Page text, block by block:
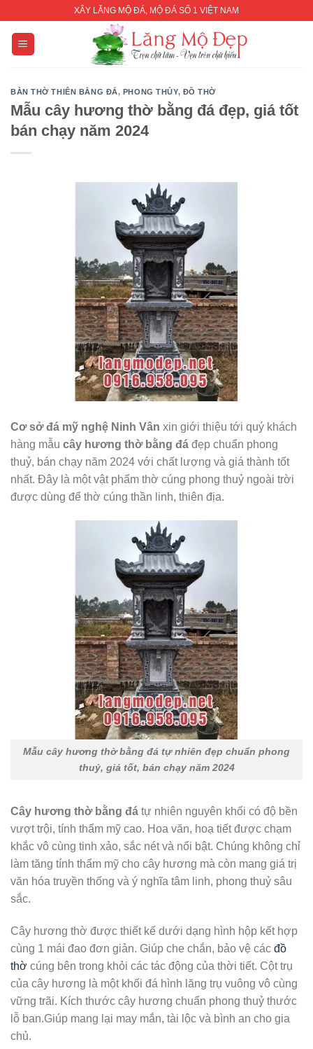
content
XÂY LĂNG MỘ ĐÁ, MỘ ĐÁ SỐ 1 VIỆT NAM
BÀN THỜ THIÊN BẰNG ĐÁ, PHONG THỦY, ĐỒ THỜ
Mẫu cây hương thờ bằng đá đẹp, giá tốt
bán chạy năm 2024
Cơ sở đá mỹ nghệ Ninh Vân xin giới thiệu tới quý khách
hàng mẫu cây hương thờ bằng đá đẹp chuẩn phong
thuỷ, bán chạy năm 2024 với chất lượng và giá thành tốt
nhất. Đây là một vật phẩm thờ cúng phong thuỷ ngoài trời
được dùng để thờ cúng thần linh, thiên địa.
Mẫu cây hương thờ bằng đá tự nhiên đẹp chuẩn phong
thuỷ, giá tốt, bán chạy năm 2024
Cây hương thờ bằng đá tự nhiên nguyên khối có độ bền
vượt trội, tính thẩm mỹ cao. Hoa văn, hoạ tiết được chạm
khắc vô cùng tinh xảo, sắc nét và nổi bật. Chúng không chỉ
làm tăng tính thẩm mỹ cho cây hương mà còn mang giá trị
văn hóa truyền thống và ý nghĩa tâm linh, phong thuỷ sâu
sắc.
Cây hương thờ được thiết kế dưới dạng hình hộp kết hợp
cùng 1 mái đao đơn giản. Giúp che chắn, bảo vệ các đồ
thờ cúng bên trong khỏi các tác động của thời tiết. Cột trụ
của cây hương là một khối đá hình lăng trụ vuông vô cùng
vững trãi. Kích thước cây hương chuẩn phong thuỷ thước
lỗ ban.Giúp mang lại may mắn, tài lộc và bình an cho gia
chủ.